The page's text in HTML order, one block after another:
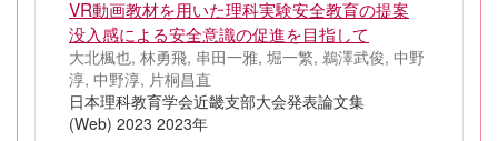
VR動画教材を用いた理科実験安全教育の提案
没入感による安全意識の促進を目指して
大北楓也, 林勇飛, 串田一雅, 堀一繁, 鵜澤武俊, 中野
淳, 中野淳, 片桐昌直
日本理科教育学会近畿支部大会発表論文集
(Web) 2023 2023年